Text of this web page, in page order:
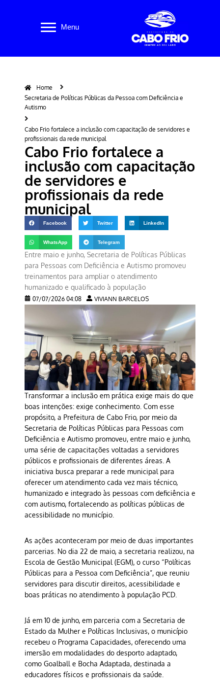
Menu
Home
Secretaria de Políticas Públicas da Pessoa com Deficiência e
Autismo
Cabo Frio fortalece a inclusão com capacitação de servidores e
profissionais da rede municipal
Cabo Frio fortalece a
inclusão com capacitação
de servidores e
profissionais da rede
municipal
Facebook Twitter LinkedIn
WhatsApp Telegram
Entre maio e junho, Secretaria de Políticas Públicas
para Pessoas com Deficiência e Autismo promoveu
treinamentos para ampliar o atendimento
humanizado e qualificado à população
07/07/2026 04:08 VIVIANN BARCELOS
Transformar a inclusão em prática exige mais do que
boas intenções: exige conhecimento. Com esse
propósito, a Prefeitura de Cabo Frio, por meio da
Secretaria de Políticas Públicas para Pessoas com
Deficiência e Autismo promoveu, entre maio e junho,
uma série de capacitações voltadas a servidores
públicos e profissionais de diferentes áreas. A
iniciativa busca preparar a rede municipal para
oferecer um atendimento cada vez mais técnico,
humanizado e integrado às pessoas com deficiência e
com autismo, fortalecendo as políticas públicas de
acessibilidade no município.
As ações aconteceram por meio de duas importantes
parcerias. No dia 22 de maio, a secretaria realizou, na
Escola de Gestão Municipal (EGM), o curso “Políticas
Públicas para a Pessoa com Deficiência”, que reuniu
servidores para discutir direitos, acessibilidade e
boas práticas no atendimento à população PCD.
Já em 10 de junho, em parceria com a Secretaria de
Estado da Mulher e Políticas Inclusivas, o município
recebeu o Programa Capacidades, oferecendo uma
imersão em modalidades do desporto adaptado,
como Goalball e Bocha Adaptada, destinada a
educadores físicos e profissionais da saúde.